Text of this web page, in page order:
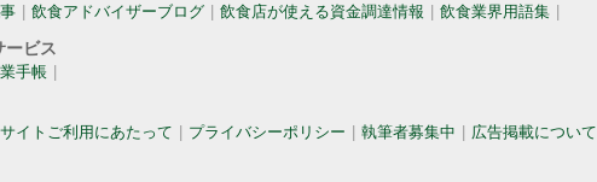
飲食アドバイザーブログ 飲食店が使える資金調達情報 飲食業界用語集
ービス
手帳
サイトご利用にあたって プライバシーポリシー 執筆者募集中 広告掲載について